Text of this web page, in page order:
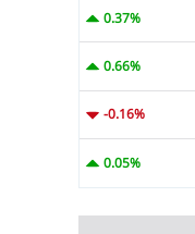
0.37%
0.66%
-0.16%
0.05%